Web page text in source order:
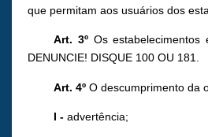
que permitam aos usuários dos
Art. 3ºOs estabelecimentos
DENUNCIE! DISQUE 100 OU 181.
Art. 4º O descumprimento da
I - advertência;